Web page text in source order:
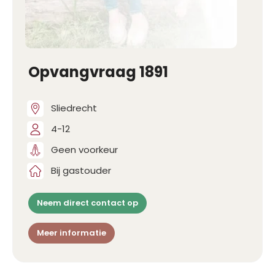
Opvangvraag 1891
Sliedrecht
4-12
Geen voorkeur
Bij gastouder
Neem direct contact op
Meer informatie